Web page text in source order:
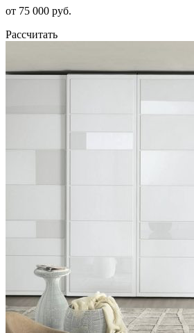
от 75 000 руб.
Рассчитать